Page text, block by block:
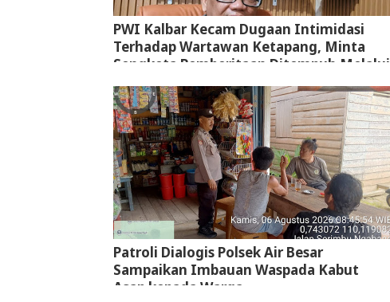
PWI Kalbar Kecam Dugaan Intimidasi
Terhadap Wartawan Ketapang, Minta
Sengketa Pemberitaan Ditempuh Melalui
Jalur Hukum
Patroli Dialogis Polsek Air Besar
Sampaikan Imbauan Waspada Kabut
Asap kepada Warga